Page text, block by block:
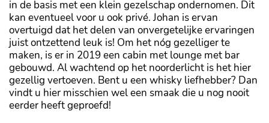
in de basis met een klein gezelschap ondernomen. Dit
kan eventueel voor u ook privé. Johan is ervan
overtuigd dat het delen van onvergetelijke ervaringen
juist ontzettend leuk is! Om het nóg gezelliger te
maken, is er in 2019 een cabin met lounge met bar
gebouwd. Al wachtend op het noorderlicht is het hier
gezellig vertoeven. Bent u een whisky liefhebber? Dan
vindt u hier misschien wel een smaak die u nog nooit
eerder heeft geproefd!